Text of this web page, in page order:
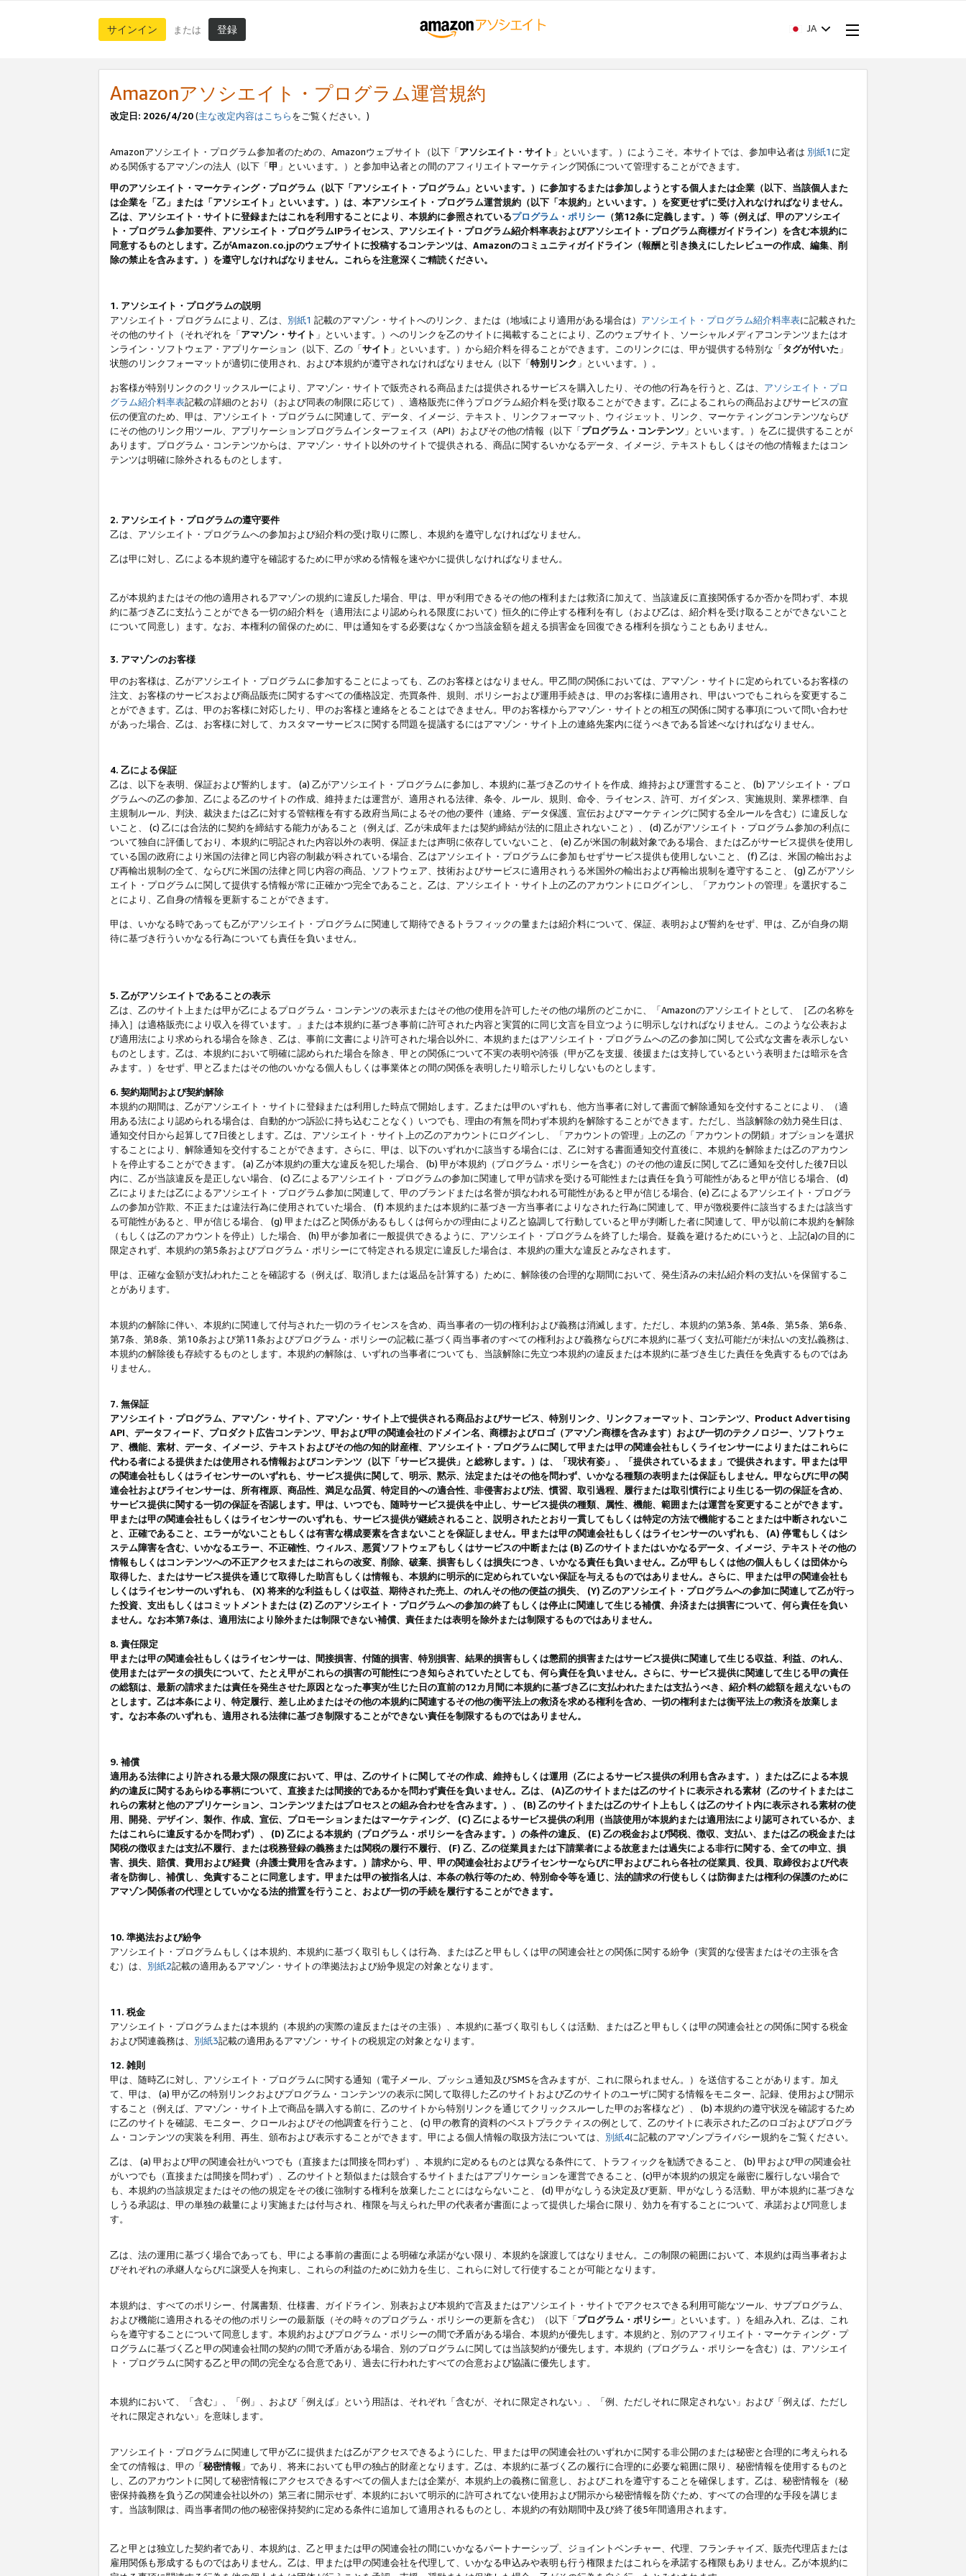
サインイン または 登録 JA
Amazonアソシエイト・プログラム運営規約
改定日: 2026/4/20(主な改定内容はこちらをご覧ください。)
Amazonアソシエイト・プログラム参加者のための、Amazonウェブサイト（以下「アソシエイト・サイト 」といいます。）にようこそ。本サイトでは、参加申込者は 別紙1 に定
める関係するアマゾンの法人（以下「甲 」といいます。）と参加申込者との間のアフィリエイトマーケティング関係について管理することができます。
甲のアソシエイト・マーケティング・プログラム（以下「アソシエイト・プログラム」といいます。）に参加するまたは参加しようとする個人または企業（以下、当該個人また
は企業を「乙」または「アソシエイト」といいます。）は、本アソシエイト・プログラム運営規約（以下「本規約」といいます。）を変更せずに受け入れなければなりません。
乙は、アソシエイト・サイトに登録またはこれを利用することにより、本規約に参照されているプログラム・ポリシー （第12条に定義します。）等（例えば、甲のアソシエイ
ト・プログラム参加要件、アソシエイト・プログラムIPライセンス、アソシエイト・プログラム紹介料率表およびアソシエイト・プログラム商標ガイドライン）を含む本規約に
同意するものとします。乙がAmazon.co.jpのウェブサイトに投稿するコンテンツは、Amazonのコミュニティガイドライン（報酬と引き換えにしたレビューの作成、編集、削
除の禁止を含みます。）を遵守しなければなりません。これらを注意深くご精読ください。
1. アソシエイト・プログラムの説明
アソシエイト・プログラムにより、乙は、 別紙1 記載のアマゾン・サイトへのリンク、または（地域により適用がある場合は） アソシエイト・プログラム紹介料率表に記載された
その他のサイト（それぞれを「アマゾン・サイト 」といいます。）へのリンクを乙のサイトに掲載することにより、乙のウェブサイト、ソーシャルメディアコンテンツまたはオ
ンライン・ソフトウェア・アプリケーション（以下、乙の「サイト 」といいます。）から紹介料を得ることができます。このリンクには、甲が提供する特別な「タグが付いた 」
状態のリンクフォーマットが適切に使用され、および本規約が遵守されなければなりません（以下「特別リンク 」といいます。）。
お客様が特別リンクのクリックスルーにより、アマゾン・サイトで販売される商品または提供されるサービスを購入したり、その他の行為を行うと、乙は、 アソシエイト・プロ
グラム紹介料率表記載の詳細のとおり（および同表の制限に応じて）、適格販売に伴うプログラム紹介料を受け取ることができます。乙によるこれらの商品およびサービスの宣
伝の便宜のため、甲は、アソシエイト・プログラムに関連して、データ、イメージ、テキスト、リンクフォーマット、ウィジェット、リンク、マーケティングコンテンツならび
にその他のリンク用ツール、アプリケーションプログラムインターフェイス（API）およびその他の情報（以下「プログラム・コンテンツ 」といいます。）を乙に提供することが
あります。プログラム・コンテンツからは、アマゾン・サイト以外のサイトで提供される、商品に関するいかなるデータ、イメージ、テキストもしくはその他の情報またはコン
テンツは明確に除外されるものとします。
2. アソシエイト・プログラムの遵守要件
乙は、アソシエイト・プログラムへの参加および紹介料の受け取りに際し、本規約を遵守しなければなりません。
乙は甲に対し、乙による本規約遵守を確認するために甲が求める情報を速やかに提供しなければなりません。
乙が本規約またはその他の適用されるアマゾンの規約に違反した場合、甲は、甲が利用できるその他の権利または救済に加えて、当該違反に直接関係するか否かを問わず、本規
約に基づき乙に支払うことができる一切の紹介料を（適用法により認められる限度において）恒久的に停止する権利を有し（および乙は、紹介料を受け取ることができないこと
について同意し）ます。なお、本権利の留保のために、甲は通知をする必要はなくかつ当該金額を超える損害金を回復できる権利を損なうこともありません。
3. アマゾンのお客様
甲のお客様は、乙がアソシエイト・プログラムに参加することによっても、乙のお客様とはなりません。甲乙間の関係においては、アマゾン・サイトに定められているお客様の
注文、お客様のサービスおよび商品販売に関するすべての価格設定、売買条件、規則、ポリシーおよび運用手続きは、甲のお客様に適用され、甲はいつでもこれらを変更するこ
とができます。乙は、甲のお客様に対応したり、甲のお客様と連絡をとることはできません。甲のお客様からアマゾン・サイトとの相互の関係に関する事項について問い合わせ
があった場合、乙は、お客様に対して、カスタマーサービスに関する問題を提議するにはアマゾン・サイト上の連絡先案内に従うべきである旨述べなければなりません。
4. 乙による保証
乙は、以下を表明、保証および誓約します。 (a) 乙がアソシエイト・プログラムに参加し、本規約に基づき乙のサイトを作成、維持および運営すること、 (b) アソシエイト・プロ
グラムへの乙の参加、乙による乙のサイトの作成、維持または運営が、適用される法律、条令、ルール、規則、命令、ライセンス、許可、ガイダンス、実施規則、業界標準、自
主規制ルール、判決、裁決または乙に対する管轄権を有する政府当局によるその他の要件（連絡、データ保護、宣伝およびマーケティングに関する全ルールを含む）に違反しな
いこと、 (c) 乙には合法的に契約を締結する能力があること（例えば、乙が未成年または契約締結が法的に阻止されないこと）、 (d) 乙がアソシエイト・プログラム参加の利点に
ついて独自に評価しており、本規約に明記された内容以外の表明、保証または声明に依存していないこと、 (e) 乙が米国の制裁対象である場合、または乙がサービス提供を使用し
ている国の政府により米国の法律と同じ内容の制裁が科されている場合、乙はアソシエイト・プログラムに参加もせずサービス提供も使用しないこと、 (f) 乙は、米国の輸出およ
び再輸出規制の全て、ならびに米国の法律と同じ内容の商品、ソフトウェア、技術およびサービスに適用されうる米国外の輸出および再輸出規制を遵守すること、 (g) 乙がアソシ
エイト・プログラムに関して提供する情報が常に正確かつ完全であること。乙は、アソシエイト・サイト上の乙のアカウントにログインし、「アカウントの管理」を選択するこ
とにより、乙自身の情報を更新することができます。
甲は、いかなる時であっても乙がアソシエイト・プログラムに関連して期待できるトラフィックの量または紹介料について、保証、表明および誓約をせず、甲は、乙が自身の期
待に基づき行ういかなる行為についても責任を負いません。
5. 乙がアソシエイトであることの表示
乙は、乙のサイト上または甲が乙によるプログラム・コンテンツの表示またはその他の使用を許可したその他の場所のどこかに、「Amazonのアソシエイトとして、［乙の名称を
挿入］は適格販売により収入を得ています。」または本規約に基づき事前に許可された内容と実質的に同じ文言を目立つように明示しなければなりません。このような公表およ
び適用法により求められる場合を除き、乙は、事前に文書により許可された場合以外に、本規約またはアソシエイト・プログラムへの乙の参加に関して公式な文書を表示しない
ものとします。乙は、本規約において明確に認められた場合を除き、甲との関係について不実の表明や誇張（甲が乙を支援、後援または支持しているという表明または暗示を含
みます。）をせず、甲と乙またはその他のいかなる個人もしくは事業体との間の関係を表明したり暗示したりしないものとします。
6. 契約期間および契約解除
本規約の期間は、乙がアソシエイト・サイトに登録または利用した時点で開始します。乙または甲のいずれも、他方当事者に対して書面で解除通知を交付することにより、（適
用ある法により認められる場合は、自動的かつ訴訟に持ち込むことなく）いつでも、理由の有無を問わず本規約を解除することができます。ただし、当該解除の効力発生日は、
通知交付日から起算して7日後とします。乙は、アソシエイト・サイト上の乙のアカウントにログインし、「アカウントの管理」上の乙の「アカウントの閉鎖」オプションを選択
することにより、解除通知を交付することができます。さらに、甲は、以下のいずれかに該当する場合には、乙に対する書面通知交付直後に、本規約を解除または乙のアカウン
トを停止することができます。 (a) 乙が本規約の重大な違反を犯した場合、 (b) 甲が本規約（プログラム・ポリシーを含む）のその他の違反に関して乙に通知を交付した後7日以
内に、乙が当該違反を是正しない場合、 (c) 乙によるアソシエイト・プログラムの参加に関連して甲が請求を受ける可能性または責任を負う可能性があると甲が信じる場合、 (d)
乙によりまたは乙によるアソシエイト・プログラム参加に関連して、甲のブランドまたは名誉が損なわれる可能性があると甲が信じる場合、(e) 乙によるアソシエイト・プログラ
ムの参加が詐欺、不正または違法行為に使用されていた場合、 (f) 本規約または本規約に基づき一方当事者によりなされた行為に関連して、甲が徴税要件に該当するまたは該当す
る可能性があると、甲が信じる場合、 (g) 甲または乙と関係があるもしくは何らかの理由により乙と協調して行動していると甲が判断した者に関連して、甲が以前に本規約を解除
（もしくは乙のアカウントを停止）した場合、 (h) 甲が参加者に一般提供できるように、アソシエイト・プログラムを終了した場合。疑義を避けるためにいうと、上記(a)の目的に
限定されず、本規約の第5条およびプログラム・ポリシーにて特定される規定に違反した場合は、本規約の重大な違反とみなされます。
甲は、正確な金額が支払われたことを確認する（例えば、取消しまたは返品を計算する）ために、解除後の合理的な期間において、発生済みの未払紹介料の支払いを保留するこ
とがあります。
本規約の解除に伴い、本規約に関連して付与された一切のライセンスを含め、両当事者の一切の権利および義務は消滅します。ただし、本規約の第3条、第4条、第5条、第6条、
第7条、第8条、第10条および第11条およびプログラム・ポリシーの記載に基づく両当事者のすべての権利および義務ならびに本規約に基づく支払可能だが未払いの支払義務は、
本規約の解除後も存続するものとします。本規約の解除は、いずれの当事者についても、当該解除に先立つ本規約の違反または本規約に基づき生じた責任を免責するものではあ
りません。
7. 無保証
アソシエイト・プログラム、アマゾン・サイト、アマゾン・サイト上で提供される商品およびサービス、特別リンク、リンクフォーマット、コンテンツ、Product Advertising
API、データフィード、プロダクト広告コンテンツ、甲および甲の関連会社のドメイン名、商標およびロゴ（アマゾン商標を含みます）および一切のテクノロジー、ソフトウェ
ア、機能、素材、データ、イメージ、テキストおよびその他の知的財産権、アソシエイト・プログラムに関して甲または甲の関連会社もしくライセンサーによりまたはこれらに
代わる者による提供または使用される情報およびコンテンツ（以下「サービス提供」と総称します。）は、「現状有姿」、「提供されているまま」で提供されます。甲または甲
の関連会社もしくはライセンサーのいずれも、サービス提供に関して、明示、黙示、法定またはその他を問わず、いかなる種類の表明または保証もしません。甲ならびに甲の関
連会社およびライセンサーは、所有権原、商品性、満足な品質、特定目的への適合性、非侵害および法、慣習、取引過程、履行または取引慣行により生じる一切の保証を含め、
サービス提供に関する一切の保証を否認します。甲は、いつでも、随時サービス提供を中止し、サービス提供の種類、属性、機能、範囲または運営を変更することができます。
甲または甲の関連会社もしくはライセンサーのいずれも、サービス提供が継続されること、説明されたとおり一貫してもしくは特定の方法で機能することまたは中断されないこ
と、正確であること、エラーがないこともしくは有害な構成要素を含まないことを保証しません。甲または甲の関連会社もしくはライセンサーのいずれも、 (A) 停電もしくはシ
ステム障害を含む、いかなるエラー、不正確性、ウィルス、悪質ソフトウェアもしくはサービスの中断または (B) 乙のサイトまたはいかなるデータ、イメージ、テキストその他の
情報もしくはコンテンツへの不正アクセスまたはこれらの改変、削除、破棄、損害もしくは損失につき、いかなる責任も負いません。乙が甲もしくは他の個人もしくは団体から
取得した、またはサービス提供を通じて取得した助言もしくは情報も、本規約に明示的に定められていない保証を与えるものではありません。さらに、甲または甲の関連会社も
しくはライセンサーのいずれも、 (X) 将来的な利益もしくは収益、期待された売上、のれんその他の便益の損失、 (Y) 乙のアソシエイト・プログラムへの参加に関連して乙が行っ
た投資、支出もしくはコミットメントまたは (Z) 乙のアソシエイト・プログラムへの参加の終了もしくは停止に関連して生じる補償、弁済または損害について、何ら責任を負い
ません。なお本第7条は、適用法により除外または制限できない補償、責任または表明を除外または制限するものではありません。
8. 責任限定
甲または甲の関連会社もしくはライセンサーは、間接損害、付随的損害、特別損害、結果的損害もしくは懲罰的損害またはサービス提供に関連して生じる収益、利益、のれん、
使用またはデータの損失について、たとえ甲がこれらの損害の可能性につき知らされていたとしても、何ら責任を負いません。さらに、サービス提供に関連して生じる甲の責任
の総額は、最新の請求または責任を発生させた原因となった事実が生じた日の直前の12カ月間に本規約に基づき乙に支払われたまたは支払うべき、紹介料の総額を超えないもの
とします。乙は本条により、特定履行、差し止めまたはその他の本規約に関連するその他の衡平法上の救済を求める権利を含め、一切の権利または衡平法上の救済を放棄しま
す。なお本条のいずれも、適用される法律に基づき制限することができない責任を制限するものではありません。
9. 補償
適用ある法律により許される最大限の限度において、甲は、乙のサイトに関してその作成、維持もしくは運用（乙によるサービス提供の利用も含みます。）または乙による本規
約の違反に関するあらゆる事柄について、直接または間接的であるかを問わず責任を負いません。乙は、 (A)乙のサイトまたは乙のサイトに表示される素材（乙のサイトまたはこ
れらの素材と他のアプリケーション、コンテンツまたはプロセスとの組み合わせを含みます。）、 (B) 乙のサイトまたは乙のサイト上もしくは乙のサイト内に表示される素材の使
用、開発、デザイン、製作、作成、宣伝、プロモーションまたはマーケティング、 (C) 乙によるサービス提供の利用（当該使用が本規約または適用法により認可されているか、ま
たはこれらに違反するかを問わず）、 (D) 乙による本規約（プログラム・ポリシーを含みます。）の条件の違反、 (E) 乙の税金および関税、徴収、支払い、または乙の税金または
関税の徴収または支払不履行、または税務登録の義務または関税の履行不履行、 (F) 乙、乙の従業員または下請業者による故意または過失による非行に関する、全ての申立、損
害、損失、賠償、費用および経費（弁護士費用を含みます。）請求から、甲、甲の関連会社およびライセンサーならびに甲およびこれら各社の従業員、役員、取締役および代表
者を防御し、補償し、免責することに同意します。甲または甲の被指名人は、本条の執行等のため、特別命令等を通じ、法的請求の行使もしくは防御または権利の保護のために
アマゾン関係者の代理としていかなる法的措置を行うこと、および一切の手続を履行することができます。
10. 準拠法および紛争
アソシエイト・プログラムもしくは本規約、本規約に基づく取引もしくは行為、または乙と甲もしくは甲の関連会社との関係に関する紛争（実質的な侵害またはその主張を含
む）は、 別紙2記載の適用あるアマゾン・サイトの準拠法および紛争規定の対象となります。
11. 税金
アソシエイト・プログラムまたは本規約（本規約の実際の違反またはその主張）、本規約に基づく取引もしくは活動、または乙と甲もしくは甲の関連会社との関係に関する税金
および関連義務は、 別紙3記載の適用あるアマゾン・サイトの税規定の対象となります。
12. 雑則
甲は、随時乙に対し、アソシエイト・プログラムに関する通知（電子メール、プッシュ通知及びSMSを含みますが、これに限られません。）を送信することがあります。加え
て、甲は、 (a) 甲が乙の特別リンクおよびプログラム・コンテンツの表示に関して取得した乙のサイトおよび乙のサイトのユーザに関する情報をモニター、記録、使用および開示
すること（例えば、アマゾン・サイト上で商品を購入する前に、乙のサイトから特別リンクを通じてクリックスルーした甲のお客様など）、 (b) 本規約の遵守状況を確認するため
に乙のサイトを確認、モニター、クロールおよびその他調査を行うこと、 (c) 甲の教育的資料のベストプラクティスの例として、乙のサイトに表示された乙のロゴおよびプログラ
ム・コンテンツの実装を利用、再生、頒布および表示することができます。甲による個人情報の取扱方法については、 別紙4に記載のアマゾンプライバシー規約をご覧ください。
乙は、 (a) 甲および甲の関連会社がいつでも（直接または間接を問わず）、本規約に定めるものとは異なる条件にて、トラフィックを勧誘できること、 (b) 甲および甲の関連会社
がいつでも（直接または間接を問わず）、乙のサイトと類似または競合するサイトまたはアプリケーションを運営できること、(c)甲が本規約の規定を厳密に履行しない場合で
も、本規約の当該規定またはその他の規定をその後に強制する権利を放棄したことにはならないこと、 (d) 甲がなしうる決定及び更新、甲がなしうる活動、甲が本規約に基づきな
しうる承認は、甲の単独の裁量により実施または付与され、権限を与えられた甲の代表者が書面によって提供した場合に限り、効力を有することについて、承諾および同意しま
す。
乙は、法の運用に基づく場合であっても、甲による事前の書面による明確な承諾がない限り、本規約を譲渡してはなりません。この制限の範囲において、本規約は両当事者およ
びそれぞれの承継人ならびに譲受人を拘束し、これらの利益のために効力を生じ、これらに対して行使することが可能となります。
本規約は、すべてのポリシー、付属書類、仕様書、ガイドライン、別表および本規約で言及またはアソシエイト・サイトでアクセスできる利用可能なツール、サブプログラム、
および機能に適用されるその他のポリシーの最新版（その時々のプログラム・ポリシーの更新を含む）（以下「プログラム・ポリシー 」といいます。）を組み入れ、乙は、これ
らを遵守することについて同意します。本規約およびプログラム・ポリシーの間で矛盾がある場合、本規約が優先します。本規約と、別のアフィリエイト・マーケティング・プ
ログラムに基づく乙と甲の関連会社間の契約の間で矛盾がある場合、別のプログラムに関しては当該契約が優先します。本規約（プログラム・ポリシーを含む）は、アソシエイ
ト・プログラムに関する乙と甲の間の完全なる合意であり、過去に行われたすべての合意および協議に優先します。
本規約において、「含む」、「例」、および「例えば」という用語は、それぞれ「含むが、それに限定されない」、「例、ただしそれに限定されない」および「例えば、ただし
それに限定されない」を意味します。
アソシエイト・プログラムに関連して甲が乙に提供または乙がアクセスできるようにした、甲または甲の関連会社のいずれかに関する非公開のまたは秘密と合理的に考えられる
全ての情報は、甲の「秘密情報 」であり、将来においても甲の独占的財産となります。乙は、本規約に基づく乙の履行に合理的に必要な範囲に限り、秘密情報を使用するものと
し、乙のアカウントに関して秘密情報にアクセスできるすべての個人または企業が、本規約上の義務に留意し、およびこれを遵守することを確保します。乙は、秘密情報を（秘
密保持義務を負う乙の関連会社以外の）第三者に開示せず、本規約において明示的に許可されてない使用および開示から秘密情報を防ぐため、すべての合理的な手段を講じま
す。当該制限は、両当事者間の他の秘密保持契約に定める条件に追加して適用されるものとし、本規約の有効期間中及び終了後5年間適用されます。
乙と甲とは独立した契約者であり、本規約は、乙と甲または甲の関連会社の間にいかなるパートナーシップ、ジョイントベンチャー、代理、フランチャイズ、販売代理店または
雇用関係も形成するものではありません。乙は、甲または甲の関連会社を代理して、いかなる申込みや表明も行う権限またはこれらを承諾する権限もありません。乙が本規約に